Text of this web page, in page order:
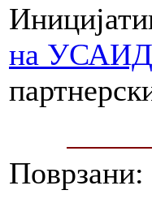
на УСАИД
Поврзани: